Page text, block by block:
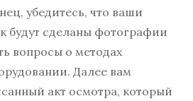
убедитесь, что ваши
будут сделаны фотографии
вопросы о методах
Далее вам
акт осмотра, который